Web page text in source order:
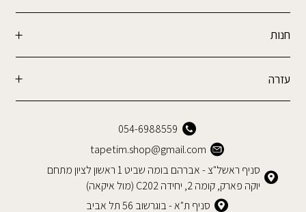
חנות
עזרה
054-6988559
tapetim.shop@gmail.com
סניף ראשל"צ - אברהם בומה שביט 1 ראשון לציון מתחם
יוקה פארק, קומה 2, יחידה C202 (מול איקאה)
סניף ת"א - בוגרשוב 56 תל אביב